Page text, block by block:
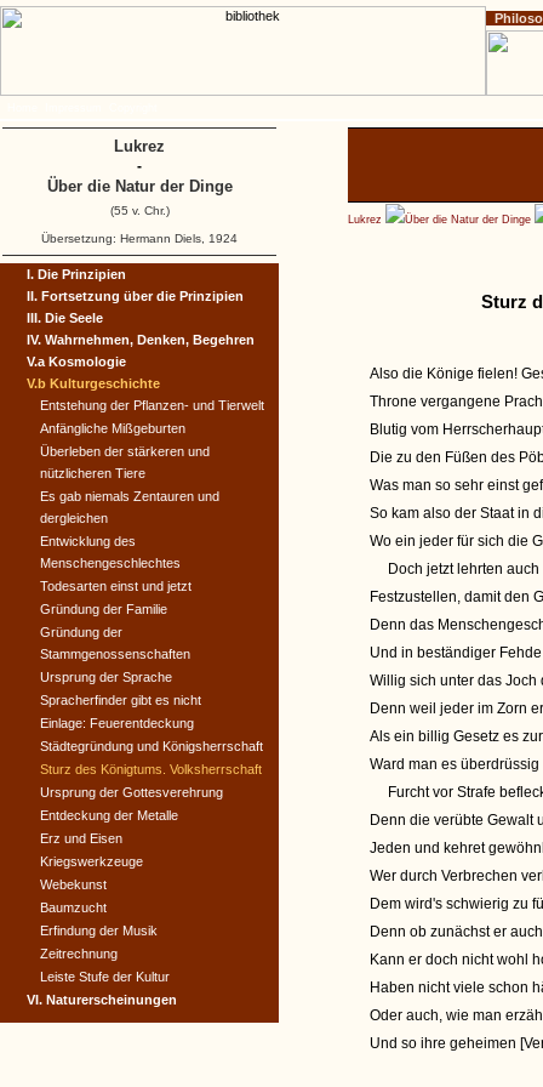
Lukrez Über die Natur der Dinge
Sturz
Also die Könige fielen!
Throne vergangene
Blutig vom
Die zu den Füßen des
Was man so sehr einst
So kam also der Staat in
Wo ein jeder für sich die
Doch jetzt lehrten auch
Festzustellen, damit den
Denn das
Und in beständiger
Willig sich unter das Joch
Denn weil jeder im Zorn
Als ein billig Gesetz es
Ward man es
Furcht vor Strafe
Denn die verübte Gewalt
Jeden und kehret
Wer durch Verbrechen
Dem wird's schwierig zu
Denn ob zunächst er
Kann er doch nicht wohl
Haben nicht viele schon
Oder auch, wie man
Und so ihre geheimen
I. Die Prinzipien
II. Fortsetzung über die Prinzipien
III. Die Seele
IV. Wahrnehmen, Denken, Begehren
V.a Kosmologie
V.b Kulturgeschichte
Entstehung der Pflanzen- und Tierwelt
Anfängliche Mißgeburten
Überleben der stärkeren und
nützlicheren Tiere
Es gab niemals Zentauren und
dergleichen
Entwicklung des
Menschengeschlechtes
Todesarten einst und jetzt
Gründung der Familie
Gründung der
Stammgenossenschaften
Ursprung der Sprache
Spracherfinder gibt es nicht
Einlage: Feuerentdeckung
Städtegründung und Königsherrschaft
Sturz des Königtums. Volksherrschaft
Ursprung der Gottesverehrung
Entdeckung der Metalle
Erz und Eisen
Kriegswerkzeuge
Webekunst
Baumzucht
Erfindung der Musik
Zeitrechnung
Leiste Stufe der Kultur
VI. Naturerscheinungen
Lukrez
-
Über die Natur der Dinge
(55 v. Chr.)
Übersetzung: Hermann Diels, 1924